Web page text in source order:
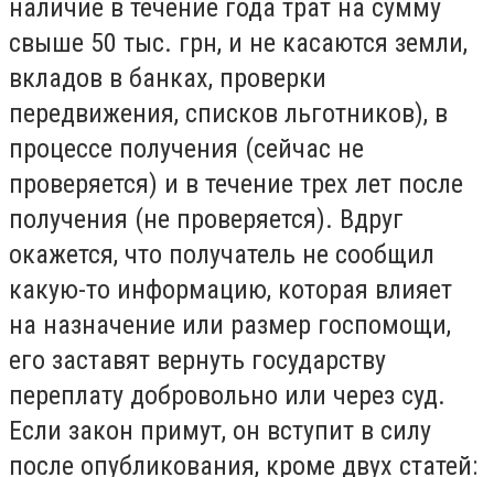
наличие в течение года трат на сумму
свыше 50 тыс. грн, и не касаются земли,
вкладов в банках, проверки
передвижения, списков льготников), в
процессе получения (сейчас не
проверяется) и в течение трех лет после
получения (не проверяется). Вдруг
окажется, что получатель не сообщил
какую-то информацию, которая влияет
на назначение или размер госпомощи,
его заставят вернуть государству
переплату добровольно или через суд.
Если закон примут, он вступит в силу
после опубликования, кроме двух статей: